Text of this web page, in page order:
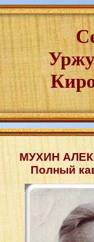
МУХИН
Полный